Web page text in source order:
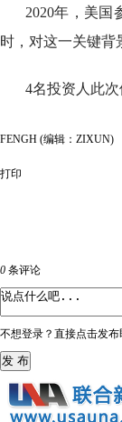
2020年，美
时，对这一关键背
4名投资人此
FENGH (编辑：ZIXUN)
打印
0 条评论
不想登录？直接点击发布
发 布